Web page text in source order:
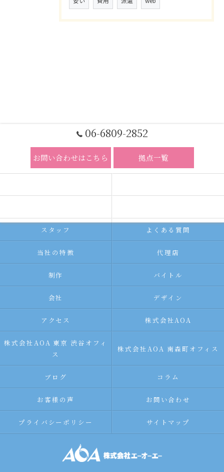
06-6809-2852
お問い合わせはこちら 拠点一覧
スタッフ よくある質問
当社の特徴 代理店
制作 バイトル
会社 デザイン
アクセス 株式会社AOA
株式会社AOA 東京 渋谷オフィ
ス
株式会社AOA 南森町オフィス
ブログ コラム
お客様の声 お問い合わせ
プライバシーポリシー サイトマップ